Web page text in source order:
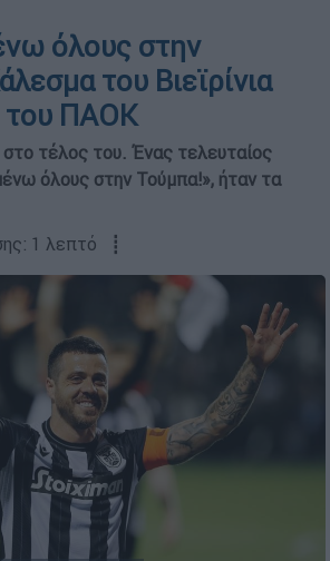
όλους στην
του Βιεϊρίνια
του ΠΑΟΚ
τέλος του. Ένας τελευταίος
όλους στην Τούμπα!», ήταν τα
1 λεπτό ┋